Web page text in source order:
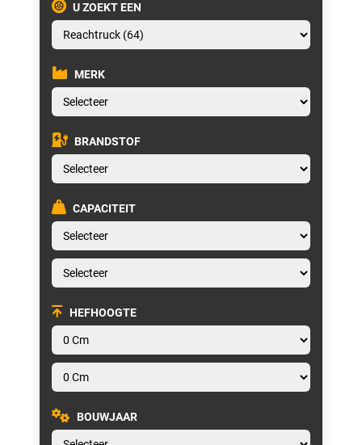
U ZOEKT EEN
MERK
BRANDSTOF
CAPACITEIT
HEFHOOGTE
BOUWJAAR